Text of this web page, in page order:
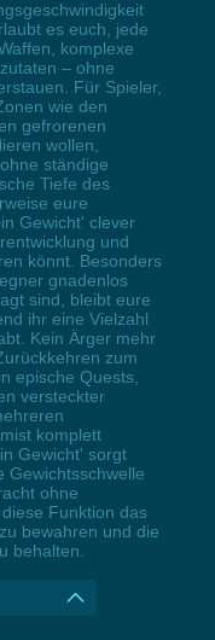
es euch, jede
komplexe
– ohne
Für Spieler,
wie den
gefrorenen
wollen,
ständige
Tiefe des
eure
Gewicht' clever
und
könnt. Besonders
gnadenlos
sind, bleibt eure
ihr eine Vielzahl
Kein Ärger mehr
zum
epische Quests,
versteckter
komplett
Gewicht' sorgt
Gewichtsschwelle
ohne
Funktion das
bewahren und die
behalten.